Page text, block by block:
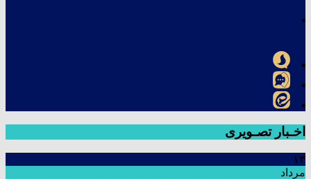
اخـبار تصـویری
۱۳
مرداد